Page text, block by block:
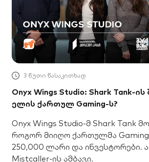
3 წუთი წასაკითხად
Onyx Wings Studio: Shark Tank-
ელის ქართულ Gaming-ს?
Onyx Wings Studio-მ Shark Tank
როგორ მიიღო ქართულმა Gaming
250,000 ლარი და ინვესტორები.
Mistcaller-ის ამბავი.